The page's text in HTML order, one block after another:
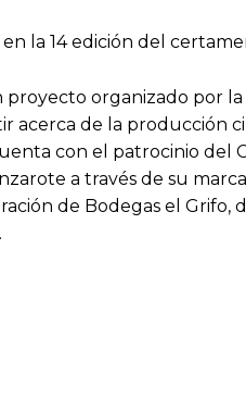
la 14 edición del
proyecto organizado por
acerca de la producción
con el patrocinio del
a través de su
de Bodegas el